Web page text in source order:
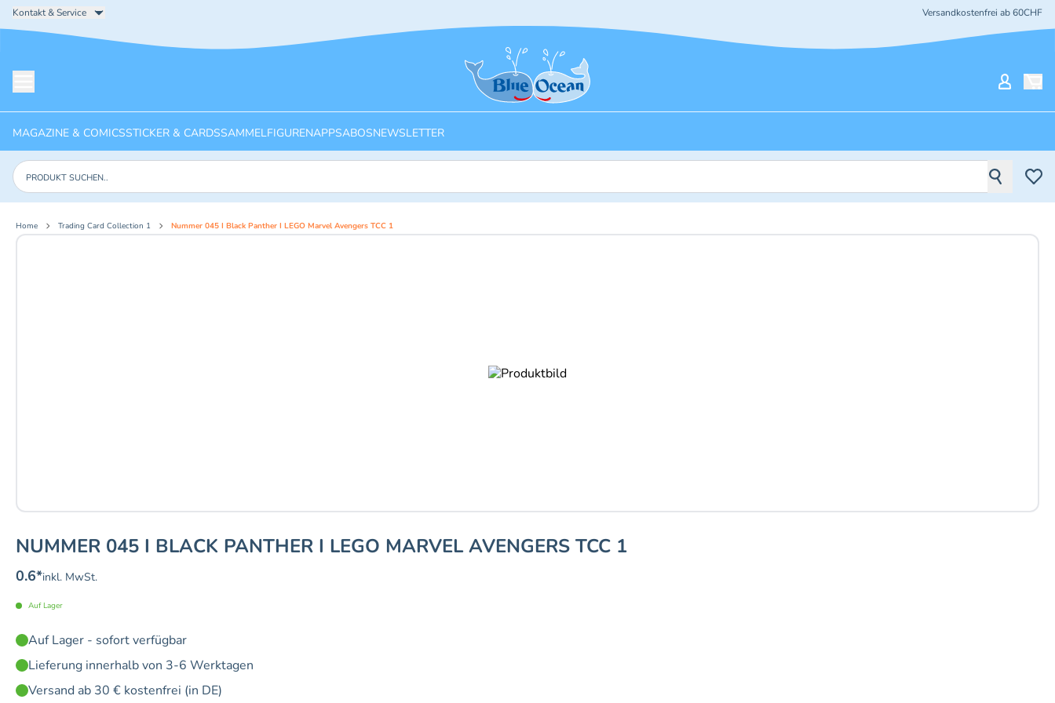
Kontakt & Service Versandkostenfrei ab 60CHF
Startseite
MAGAZINE & COMICSSTICKER & CARDSSAMMELFIGURENAPPSABOSNEWSLETTER
Produkte suchen
Home Trading Card Collection 1 Nummer 045 I Black Panther I LEGO Marvel Avengers TCC 1
NUMMER 045 I BLACK PANTHER I LEGO MARVEL AVENGERS TCC 1
0.6*inkl. MwSt.
Auf Lager
Auf Lager - sofort verfügbar
Lieferung innerhalb von 3-6 Werktagen
Versand ab 30 € kostenfrei (in DE)